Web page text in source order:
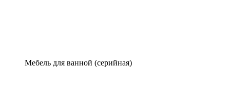
Мебель для ванной (серийная)